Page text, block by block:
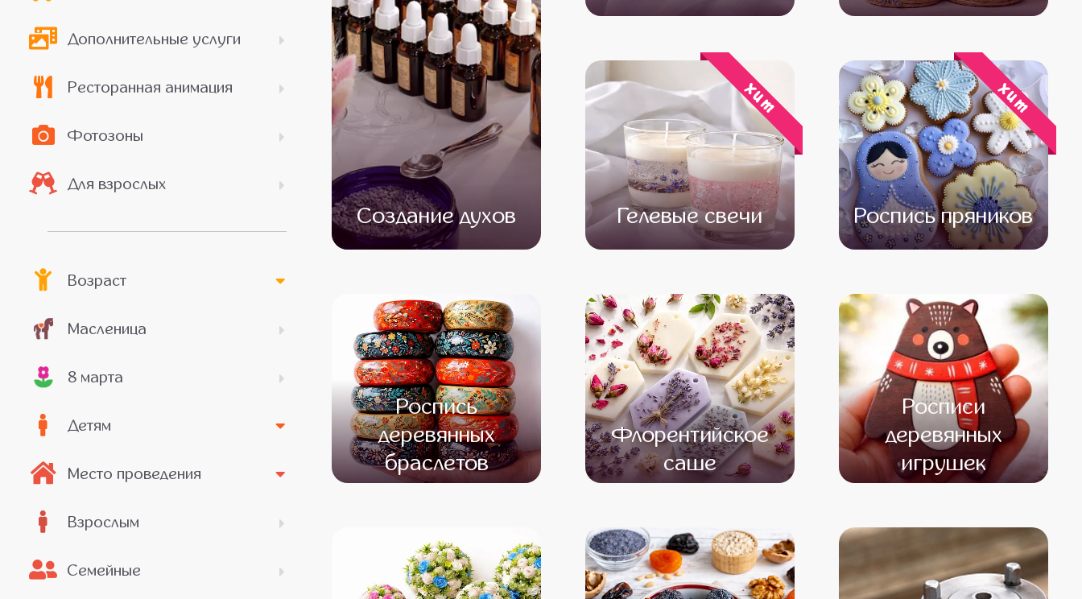
Дополнительные услуги
Ресторанная анимация
Фотозоны
Для взрослых
Возраст
Масленица
8 марта
Детям
Место проведения
Взрослым
Семейные
Создание духов Гелевые свечи
хит
Роспись пряников
хит
Роспись
деревянных
браслетов
Флорентийское
саше
Росписи
деревянных
игрушек